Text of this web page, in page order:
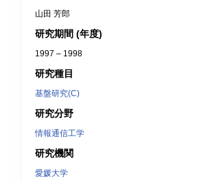
山田 芳郎
研究期間 (年度)
1997 – 1998
研究種目
基盤研究(C)
研究分野
情報通信工学
研究機関
愛媛大学